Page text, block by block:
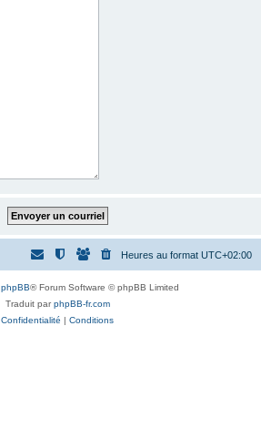
Heures au format UTC+02:00
phpBB® Forum Software © phpBB Limited
Traduit parphpBB-fr.com
Confidentialité | Conditions